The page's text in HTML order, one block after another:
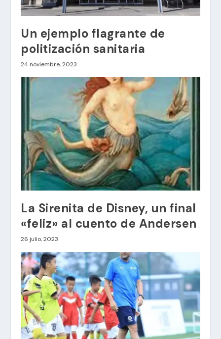
Un ejemplo flagrante de
politización sanitaria
24 noviembre, 2023
La Sirenita de Disney, un final
«feliz» al cuento de Andersen
26 julio, 2023